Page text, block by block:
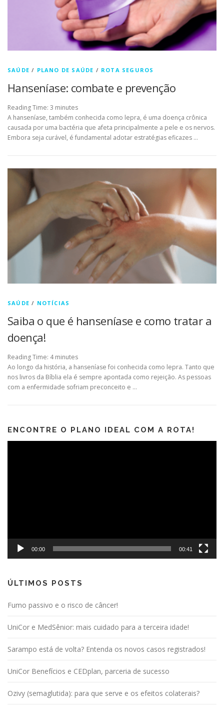
SAÚDE / PLANO DE SAÚDE / ROTA SEGUROS
Hanseníase: combate e prevenção
Reading Time: 3 minutes
A hanseníase, também conhecida como lepra, é uma doença crônica
causada por uma bactéria que afeta principalmente a pele e os nervos.
Embora seja curável, é fundamental adotar estratégias eficazes …
SAÚDE / NOTÍCIAS
Saiba o que é hanseníase e como tratar a
doença!
Reading Time: 4 minutes
Ao longo da história, a hanseníase foi conhecida como lepra. Tanto que
nos livros da Bíblia ela é sempre apontada como rejeição. As pessoas
com a enfermidade sofriam preconceito e …
ENCONTRE O PLANO IDEAL COM A ROTA!
00:00 00:41
ÚLTIMOS POSTS
Fumo passivo e o risco de câncer!
UniCor e MedSênior: mais cuidado para a terceira idade!
Sarampo está de volta? Entenda os novos casos registrados!
UniCor Benefícios e CEDplan, parceria de sucesso
Ozivy (semaglutida): para que serve e os efeitos colaterais?